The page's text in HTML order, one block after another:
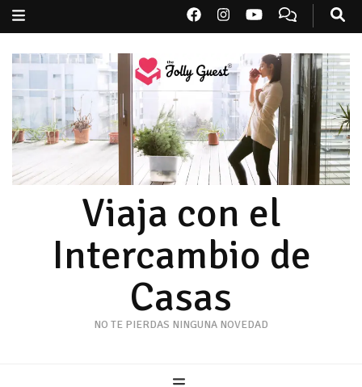
Viaja con el
Intercambio de
Casas
NO TE PIERDAS NINGUNA NOVEDAD